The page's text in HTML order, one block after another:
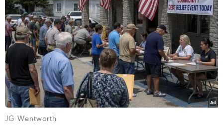
ông Trump lại muốn sở hữu chúng?
05/02/2025 04:24
Theo báo Anh, hơn 50 % tài nguyên khoáng sản đất
hiếm quan trọng của Ukraine đang nằm ở các khu vực
bị Nga sáp nhập, hoặc dưới sự kiểm soát của quân đội
nước này.
JG Wentworth